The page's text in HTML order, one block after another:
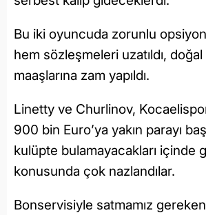
Bu iki oyuncuda zorunlu opsiyon
hem sözleşmeleri uzatıldı,
maaşlarına zam yapıldı.
Linetty ve Churlinov,
900 bin Euro’ya yakın parayı
kulüpte bulamayacakları içinde
konusunda çok nazlandılar.
Bonservisiyle satmamız